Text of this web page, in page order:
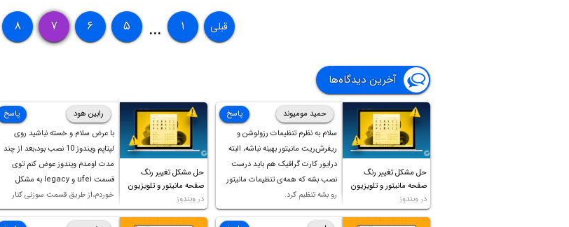
در این مقاله به یک بررسی جالب در این خصوص
3.0‌ ایجاد می‌کند یا خیر. با اینتوتک همراه شوید.
در ادامه خواهیم دید.
قبلی ۱ ... ۵ ۶ ۷ ۸
آخرین دیدگاه‌ها
حل مشکل تغییر رنگ
صفحه مانیتور و تلویزیون
در ویندوز
حمید مومیوند
سلام به نظرم تنظیمات رزولوشن و
ریفرش‌ریت مانیتور بهینه نباشه، البته
درایور کارت گرافیک هم باید درست
نصب بشه که همه‌ی تنظیمات مانیتور
رو بشه تنظیم کرد.
پاسخ
حل مشکل تغییر رنگ
صفحه مانیتور و تلویزیون
در ویندوز
رابین هود
با عرض سلام و خسته نباشید روی
لپتاپم ویندوز 10 نصب بود،بعد از چند
مدت اومدم ویندوز عوض کنم توی
قسمت ufei و legacy به مشکل
خوردم،از طریق قسمت سوزنی کنار
پورت هندزفری ،بوت رو ریست کردم و
پاسخ